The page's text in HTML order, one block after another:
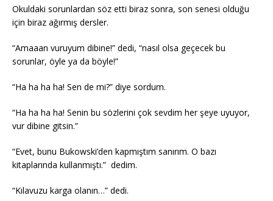
Okuldaki sorunlardan söz etti biraz sonra, son senesi olduğu
için biraz ağırmış dersler.
“Amaaan vuruyum dibine!” dedi, “nasıl olsa geçecek bu
sorunlar, öyle ya da böyle!”
“Ha ha ha ha! Sen de mi?” diye sordum.
“Ha ha ha ha! Senin bu sözlerini çok sevdim her şeye uyuyor,
vur dibine gitsin.”
“Evet, bunu Bukowski’den kapmıştım sanırım. O bazı
kitaplarında kullanmıştı.” dedim.
“Kılavuzu karga olanın…” dedi.